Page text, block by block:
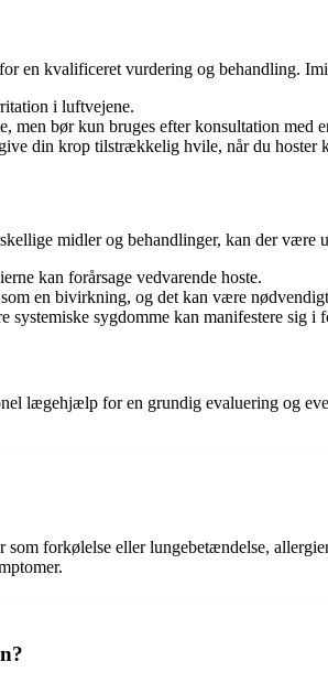
en kvalificeret vurdering og behandling.
i luftvejene.
men bør kun bruges efter konsultation med
din krop tilstrækkelig hvile, når du hoster
midler og behandlinger, kan der være
kan forårsage vedvarende hoste.
en bivirkning, og det kan være
systemiske sygdomme kan manifestere sig i
lægehjælp for en grundig evaluering og
forkølelse eller lungebetændelse,